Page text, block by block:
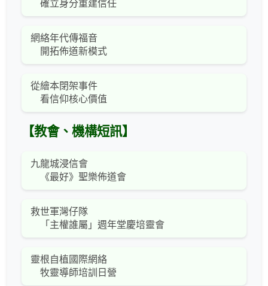
確立身分重建信任
網絡年代傳福音
開拓佈道新模式
從繪本閉架事件
看信仰核心價值
【教會、機構短訊】
九龍城浸信會
《最好》聖樂佈道會
救世軍灣仔隊
「主權誰屬」週年堂慶培靈會
靈根自植國際網絡
牧靈導師培訓日營